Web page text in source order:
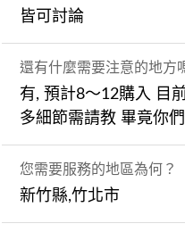
皆可討論
還有什麼需要注意的地方
有, 預計8～12購入 目
多細節需請教 畢竟你
您需要服務的地區為何？
新竹縣,竹北市